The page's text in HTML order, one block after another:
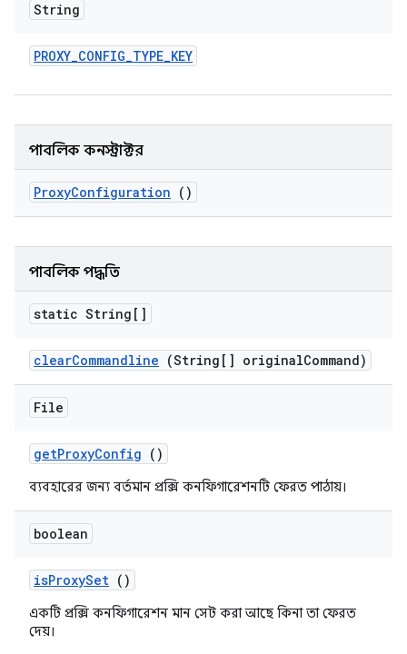
String
PROXY_CONFIG_TYPE_KEY
পাবলিক কনস্ট্রাক্টর
ProxyConfiguration ()
পাবলিক পদ্ধতি
static String[]
clearCommandline (String[] originalCommand)
File
getProxyConfig ()
ব্যবহারের জন্য বর্তমান প্রক্সি কনফিগারেশনটি ফেরত পাঠায়।
boolean
isProxySet ()
একটি প্রক্সি কনফিগারেশন মান সেট করা আছে কিনা তা ফেরত
দেয়।